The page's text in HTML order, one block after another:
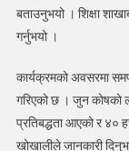
बताउनुभयो । शिक्षा
गर्नुभयो ।
कार्यक्रमको अवसरमा
गरिएको छ । जुन कोषको
प्रतिबद्धता आएको र ४०
खोखालीले जानकारी